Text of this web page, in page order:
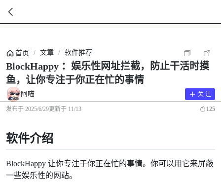
首页 / 文章 / 软件推荐
BlockHappy ：娱乐性网址拦截，防止干活时摸
鱼，让你专注于你正在忙的事情
阿喵 关 注
发布于 2025/6/29更新于 11/13 125
软件介绍
BlockHappy 让你专注于你正在忙的事情。你可以用它来屏蔽
一些娱乐性的网站。